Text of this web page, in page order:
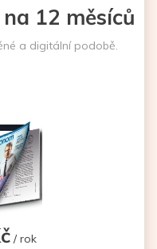
12 měsíců
a digitální podobě.
/ rok